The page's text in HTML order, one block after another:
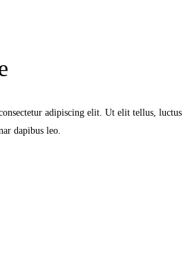
adipiscing elit. Ut elit tellus, luctus
dapibus leo.